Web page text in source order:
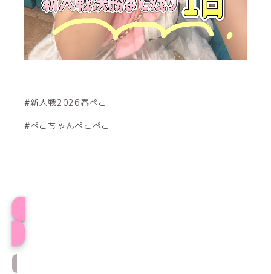
#新人戦2026春ぺこ
#ぺこちゃんぺこぺこ